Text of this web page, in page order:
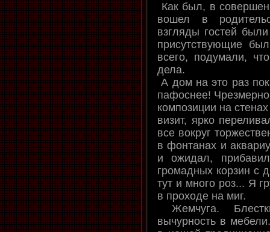
Как был, в
вошел в
взгляды гостей
присутствующие
всего, подумали,
дела.
А дом на это раз
пафоснее!
композиции на
визит, ярко
все вокруг
в фонтанах и
и ожидал,
громадных корзин с
тут и много роз... Я
в проходе на миг.
Жемчуга.
вычурность в